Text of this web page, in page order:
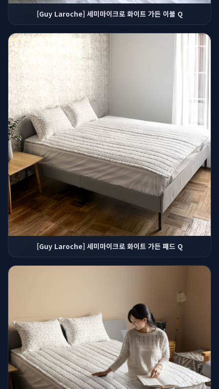
[Guy Laroche] 세미마이크로 화이트 가든 이불 Q
[Guy Laroche] 세미마이크로 화이트 가든 패드 Q